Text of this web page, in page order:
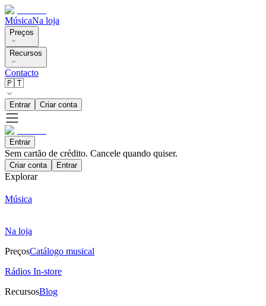
MúsicaNa loja
Preços
Recursos
Contacto
🇵🇹
Entrar Criar conta
Entrar
Sem cartão de crédito. Cancele quando quiser.
Criar conta Entrar
Explorar
Música
Na loja
PreçosCatálogo musical
Rádios In-store
RecursosBlog